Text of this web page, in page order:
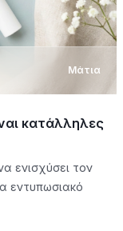
Μάτια
κατάλληλες
ενισχύσει τον
εντυπωσιακό